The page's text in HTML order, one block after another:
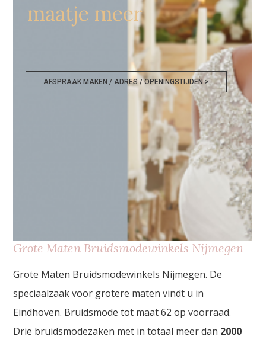
maatje meer
AFSPRAAK MAKEN / ADRES / OPENINGSTIJDEN >
Grote Maten Bruidsmodewinkels Nijmegen
Grote Maten Bruidsmodewinkels Nijmegen. De
speciaalzaak voor grotere maten vindt u in
Eindhoven. Bruidsmode tot maat 62 op voorraad.
Drie bruidsmodezaken met in totaal meer dan 2000